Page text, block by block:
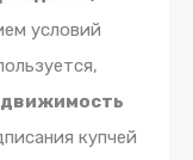
условий
купчей